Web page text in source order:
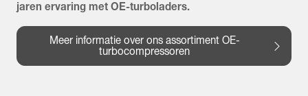
jaren ervaring met OE-turboladers.
Meer informatie over ons assortiment OE-
turbocompressoren